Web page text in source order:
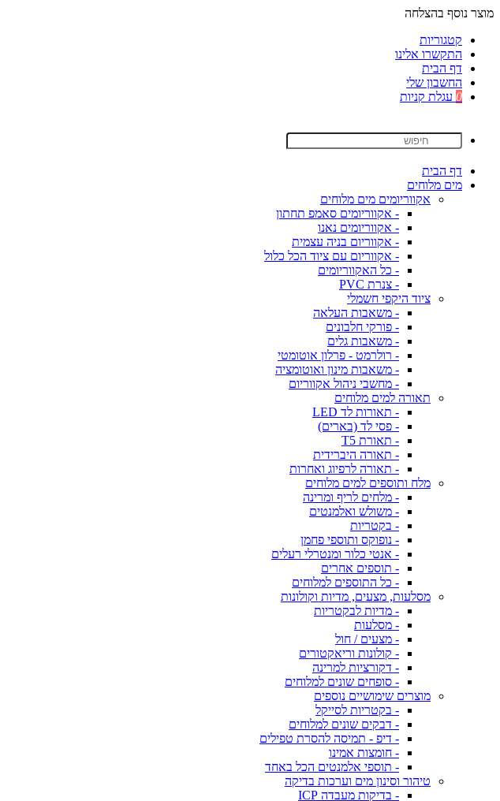
מוצר נוסף בהצלחה
קטגוריות
התקשרו אלינו
דף הבית
החשבון שלי
0 עגלת קניות
דף הבית
מים מלוחים
אקווריומים מים מלוחים
- אקווריומים סאמפ תחתון
- אקווריומים נאנו
- אקווריום בניה עצמית
- אקווריום עם ציוד הכל כלול
- כל האקווריומים
- צנרת PVC
ציוד היקפי חשמלי
- משאבות העלאה
- פורקי חלבונים
- משאבות גלים
- רולרמט - פרלון אוטומטי
- משאבות מינון ואוטומציה
- מחשבי ניהול אקווריום
תאורה למים מלוחים
- תאורות לד LED
- פסי לד (בארים)
- תאורת T5
- תאורה היברידית
- תאורה לרפיוג ואחרות
מלח ותוספים למים מלוחים
- מלחים לריף ומרינה
- משולש ואלמנטים
- בקטריות
- נופוקס ותוספי פחמן
- אנטי כלור ומנטרלי רעלים
- תוספים אחרים
- כל התוספים למלוחים
מסלעות, מצעים, מדיות וקולונות
- מדיות לבקטריות
- מסלעות
- מצעים / חול
- קולונות וריאקטורים
- דקורציות למרינה
- סופחים שונים למלוחים
מוצרים שימושיים נוספים
- בקטריות לסייקל
- דבקים שונים למלוחים
- דיפ - תמיסה להסרת טפילים
- חומצות אמינו
- תוספי אלמנטים הכל באחד
טיהור וסינון מים וערכות בדיקה
- בדיקות מעבדה ICP